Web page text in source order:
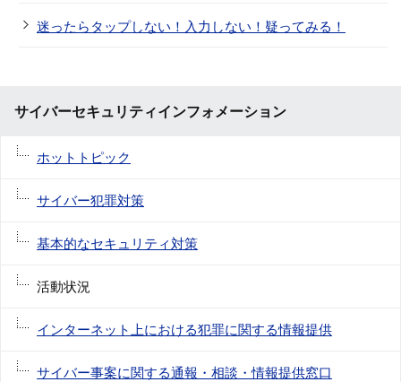
迷ったらタップしない！入力しない！疑ってみる！
サイバーセキュリティインフォメーション
ホットトピック
サイバー犯罪対策
基本的なセキュリティ対策
活動状況
インターネット上における犯罪に関する情報提供
サイバー事案に関する通報・相談・情報提供窓口